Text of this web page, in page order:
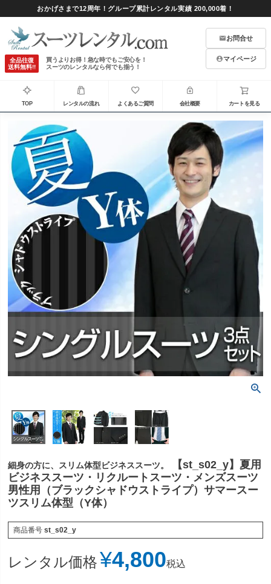
おかげさまで12周年！グループ累計レンタル実績 200,000着！
全品往復
送料無料!!
買うよりお得！急な時でもご安心を！
スーツのレンタルなら何でも揃う！
お問合せ
マイページ
TOP レンタルの流れ よくあるご質問 会社概要 カートを見る
細身の方に、スリム体型ビジネススーツ。
【st_s02_y】夏用
ビジネススーツ・リクルートスーツ・メンズスーツ
男性用（ブラックシャドウストライプ）サマースー
ツスリム体型（Y体）
商品番号 st_s02_y
レンタル価格 ¥4,800税込